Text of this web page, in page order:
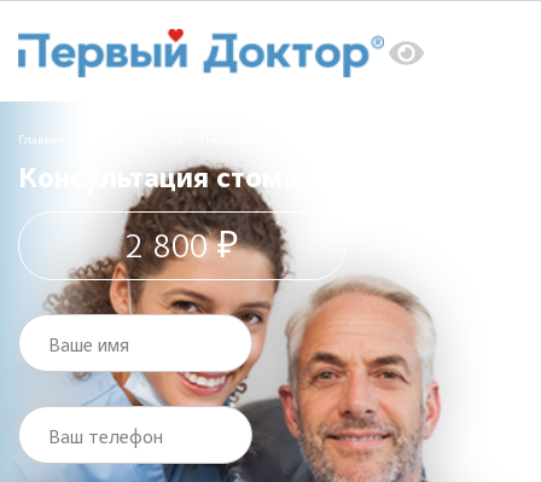
Главная
Консультация стоматолога
2 800 ₽
Ваше имя
Ваш телефон